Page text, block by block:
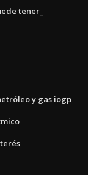
tener_
y gas iogp